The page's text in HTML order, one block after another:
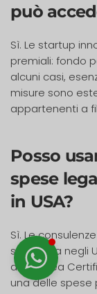
può
Sì. Le startup
premiali: fondo
alcuni casi,
misure sono
appartenenti a
Posso
spese
in USA?
Sì. Le
societaria negli
della Linea
una delle